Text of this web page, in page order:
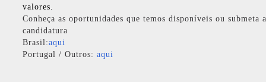
valores.
Conheça as oportunidades que temos disponíveis ou submeta
candidatura
Brasil:aqui
Portugal / Outros: aqui